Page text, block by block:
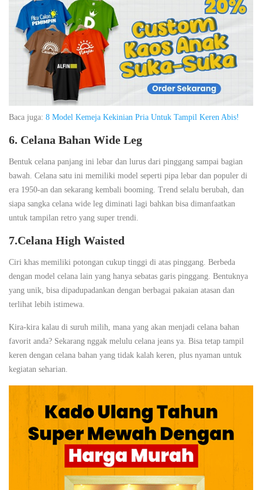
Baca juga: 8 Model Kemeja Kekinian Pria Untuk Tampil Keren Abis!
6. Celana Bahan Wide Leg
Bentuk celana panjang ini lebar dan lurus dari pinggang sampai bagian
bawah. Celana satu ini memiliki model seperti pipa lebar dan populer di
era 1950-an dan sekarang kembali booming. Trend selalu berubah, dan
siapa sangka celana wide leg diminati lagi bahkan bisa dimanfaatkan
untuk tampilan retro yang super trendi.
7.Celana High Waisted
Ciri khas memiliki potongan cukup tinggi di atas pinggang. Berbeda
dengan model celana lain yang hanya sebatas garis pinggang. Bentuknya
yang unik, bisa dipadupadankan dengan berbagai pakaian atasan dan
terlihat lebih istimewa.
Kira-kira kalau di suruh milih, mana yang akan menjadi celana bahan
favorit anda? Sekarang nggak melulu celana jeans ya. Bisa tetap tampil
keren dengan celana bahan yang tidak kalah keren, plus nyaman untuk
kegiatan seharian.